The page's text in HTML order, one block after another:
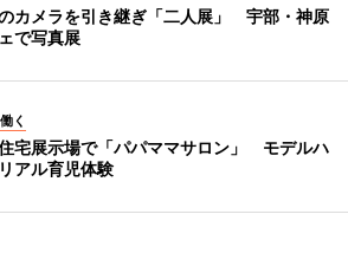
カメラを引き継ぎ「二人展」 宇部・神原
で写真展
く
宅展示場で「パパママサロン」 モデルハ
アル育児体験